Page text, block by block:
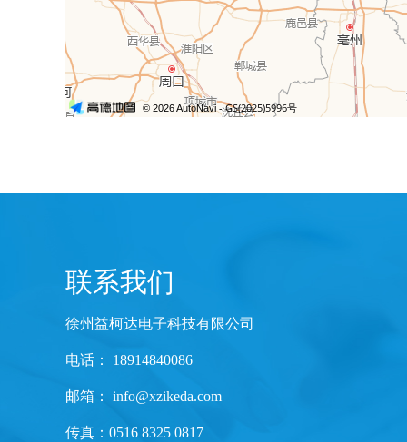
联系我们
徐州益柯达电子科技有限公司
电话： 18914840086
邮箱： info@xzikeda.com
传真：0516 8325 0817